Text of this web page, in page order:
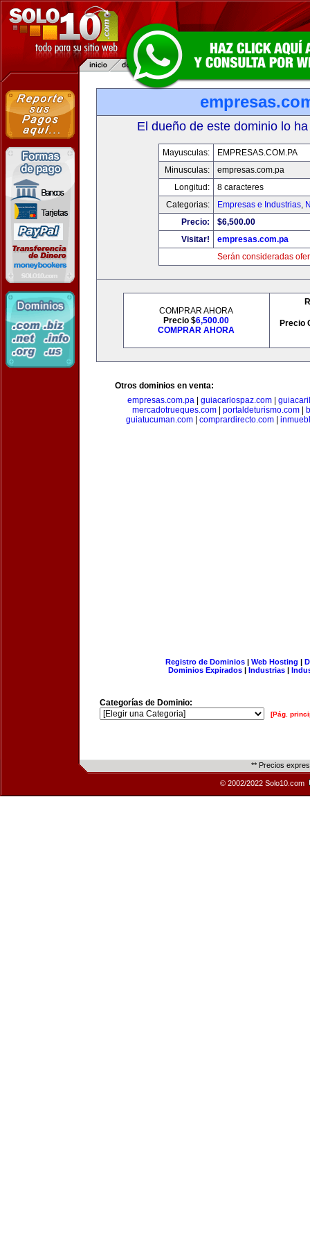
El dueño de este dominio lo
Mayusculas:
EMPRESAS.COM.PA
Minusculas:
empresas.com.pa
Longitud:
8 caracteres
Categorias:
Empresas e Industrias,
Precio:
$6,500.00
Visitar!
empresas.com.pa
Serán consideradas
COMPRAR AHORA
Precio $6,500.00
COMPRAR AHORA
Precio
Otros dominios en venta:
empresas.com.pa| guiacarlospaz.com|
mercadotrueques.com| portaldeturismo.com|
guiatucuman.com
comprardirecto.com
Registro de Dominios| Web Hosting |
Dominios Expirados | Industrias |
Categorías de Dominio:
[Pág.
** Precios
© 2002/2022 Solo10.com